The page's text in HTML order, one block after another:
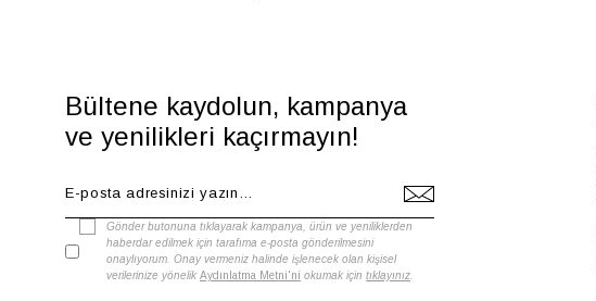
Bültene kaydolun, kampanya
ve yenilikleri kaçırmayın!
Gönder butonuna tıklayarak kampanya, ürün ve yeniliklerden
haberdar edilmek için tarafıma e-posta gönderilmesini
onaylıyorum. Onay vermeniz halinde işlenecek olan kişisel
verilerinize yönelik Aydınlatma Metni'ni okumak için tıklayınız